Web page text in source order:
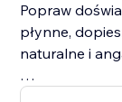
Popraw
płynne,
naturalne i